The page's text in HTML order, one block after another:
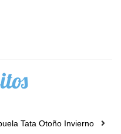
Tata Otoño Invierno